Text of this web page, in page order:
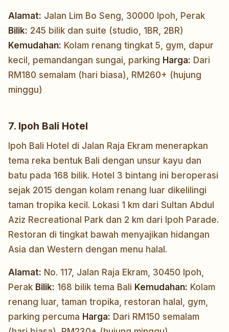
Alamat: Jalan Lim Bo Seng, 30000 Ipoh, Perak
Bilik: 245 bilik dan suite (studio, 1BR, 2BR)
Kemudahan: Kolam renang tingkat 5, gym, dapur
kecil, pemandangan sungai, parking Harga: Dari
RM180 semalam (hari biasa), RM260+ (hujung
minggu)
7. Ipoh Bali Hotel
Ipoh Bali Hotel di Jalan Raja Ekram menerapkan
tema reka bentuk Bali dengan unsur kayu dan
batu pada 168 bilik. Hotel 3 bintang ini beroperasi
sejak 2015 dengan kolam renang luar dikelilingi
taman tropika kecil. Lokasi 1 km dari Sultan Abdul
Aziz Recreational Park dan 2 km dari Ipoh Parade.
Restoran di tingkat bawah menyajikan hidangan
Asia dan Western dengan menu halal.
Alamat: No. 117, Jalan Raja Ekram, 30450 Ipoh,
Perak Bilik: 168 bilik tema Bali Kemudahan: Kolam
renang luar, taman tropika, restoran halal, gym,
parking percuma Harga: Dari RM150 semalam